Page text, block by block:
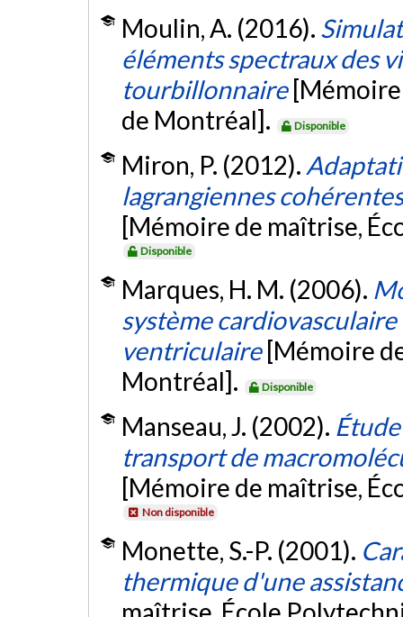
Moulin, A. (2016).
éléments spectraux des
tourbillonnaire
de Montréal].
Disponible
Miron, P. (2012).
lagrangiennes
[Mémoire de maîtrise,
Disponible
Marques, H. M. (2006).
système cardiovasculaire
ventriculaire [Mémoire
Montréal].
Disponible
Manseau, J. (2002).
transport de
[Mémoire de maîtrise,
Non disponible
Monette, S.-P. (2001).
thermique d'une